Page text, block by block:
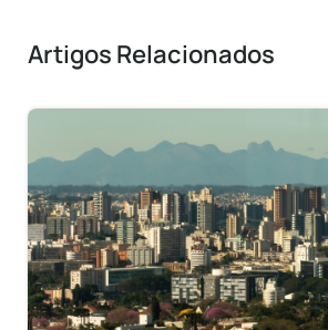
Artigos Relacionados